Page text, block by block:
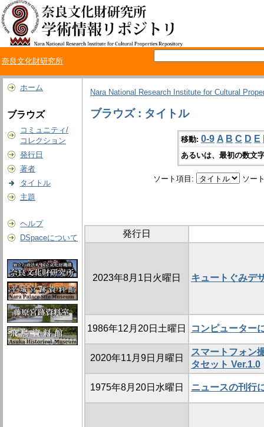
奈良文化財研究所
ホーム
ブラウズ
コミュニティ/
コレクション
発行日
著者
タイトル
主題
ヘルプ
DSpaceについて
Nara National Research Institute for Cultural
ブラウズ : タイトル
移動: 0-9 A B C D E
あるいは、最初の数文
ソート項目: ソー
発行日
2023年8月1日火曜日 キュートぐみデ
1986年12月20日土曜日 コンピューター
2020年11月9日月曜日
スマートフォン
タセット Ver.1.0
1975年8月20日水曜日 ニュースの刊行